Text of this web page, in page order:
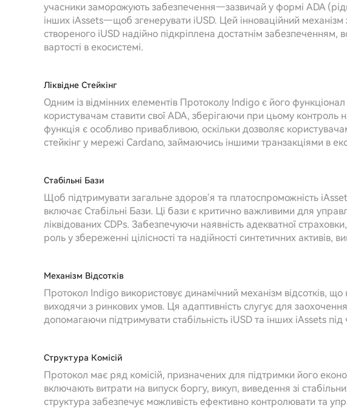
учасники заморожують забезпечення—зазвичай у формі ADA
інших iAssets—щоб згенерувати iUSD. Цей інноваційний механізм
створеного iUSD надійно підкріплена достатнім забезпеченням,
вартості в екосистемі.
Ліквідне Стейкінг
Одним із відмінних елементів Протоколу Indigo є його функціонал
користувачам ставити свої ADA, зберігаючи при цьому контроль
функція є особливо привабливою, оскільки дозволяє
стейкінг у мережі Cardano, займаючись іншими транзакціями в
Стабільні Бази
Щоб підтримувати загальне здоров’я та платоспроможність
включає Стабільні Бази. Ці бази є критично важливими для
ліквідованих CDPs. Забезпечуючи наявність адекватної
роль у збереженні цілісності та надійності синтетичних активів,
Механізм Відсотків
Протокол Indigo використовує динамічний механізм відсотків, що
виходячи з ринкових умов. Ця адаптивність слугує для
допомагаючи підтримувати стабільність iUSD та інших iAssets
Структура Комісій
Протокол має ряд комісій, призначених для підтримки його
включають витрати на випуск боргу, викуп, виведення зі
структура забезпечує можливість ефективно контролювати та